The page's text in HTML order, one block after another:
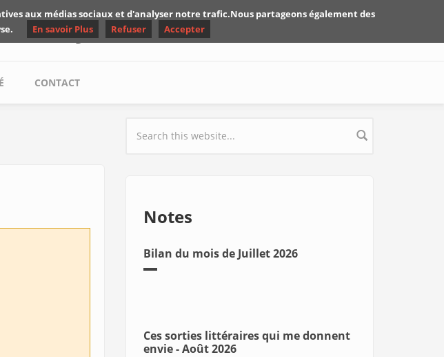
Yuyine
CONTACT
Search form
Notes
Bilan du mois de Juillet 2026
Ces sorties littéraires qui me donnent
envie - Août 2026
aux médias sociaux et d'analyser notre trafic.Nous partageons également des
En savoir Plus Refuser Accepter